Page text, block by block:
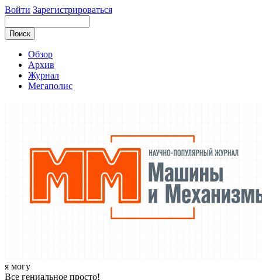
Войти Зарегистрироваться
Обзор
Архив
Журнал
Мегаполис
я могу
Все гениальное просто!